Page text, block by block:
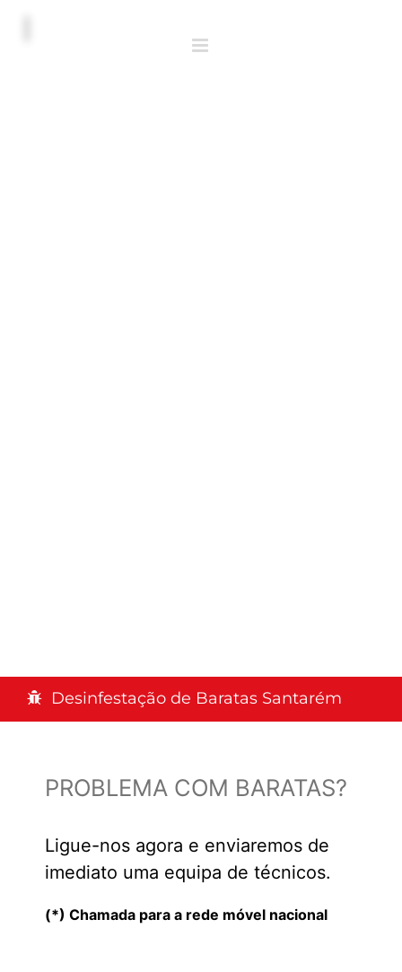
Desinfestação de Baratas Santarém
PROBLEMA COM BARATAS?
Ligue-nos agora e enviaremos de
imediato uma equipa de técnicos.
(*) Chamada para a rede móvel nacional